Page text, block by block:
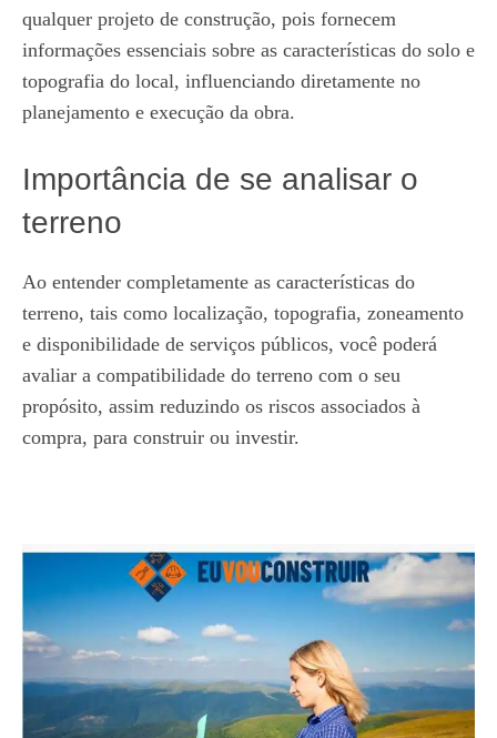
qualquer projeto de construção, pois fornecem
informações essenciais sobre as características do solo e
topografia do local, influenciando diretamente no
planejamento e execução da obra.
Importância de se analisar o
terreno
Ao entender completamente as características do
terreno, tais como localização, topografia, zoneamento
e disponibilidade de serviços públicos, você poderá
avaliar a compatibilidade do terreno com o seu
propósito, assim reduzindo os riscos associados à
compra, para construir ou investir.